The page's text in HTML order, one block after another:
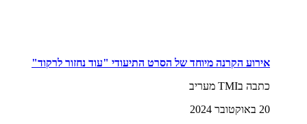
אירוע הקרנה מיוחד של הסרט התיעודי "עוד נחזור לרקוד"
כתבה בTMI מעריב
20 באוקטובר 2024